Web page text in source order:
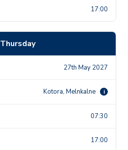
17:00
Thursday
27th May 2027
Kotora, Melnkalne i
07:30
17:00